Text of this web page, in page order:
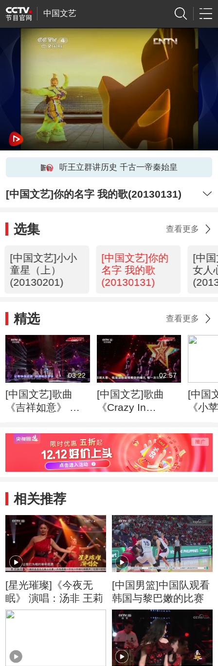
中国文艺
听王立群讲历史 千古一帝秦始皇
[中国文艺]你的名字 我的歌(20130131)
选集 查看更多
[中国文艺]小小
童星（上）
(20130201)
[中国文艺]你的
名字 我的歌
(20130131)
[中
女
精选 查看更多
03:22
[中国文艺]歌曲
《吉祥如意》 演
02:57
[中国文艺]歌曲
《Crazy In
美儿
[中国
《小
相关推荐
[星光璀璨]《今夜无
眠》 演唱：汤非 王莉
[中国男篮]中国队观看
韩国与黎巴嫩的比赛